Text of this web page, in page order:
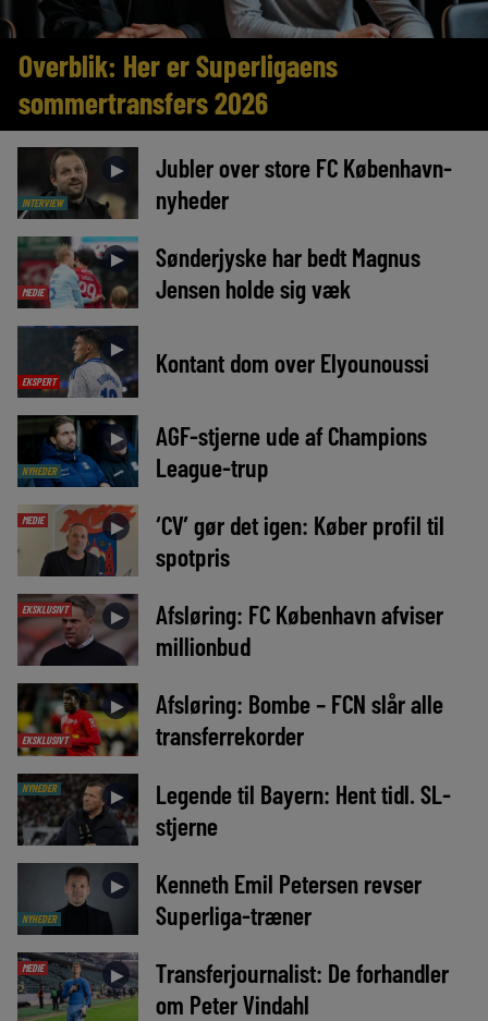
Overblik: Her er Superligaens
sommertransfers 2026
INTERVIEW
►
Jubler over store FC København-
nyheder
MEDIE
►
Sønderjyske har bedt Magnus
Jensen holde sig væk
EKSPERT
► Kontant dom over Elyounoussi
NYHEDER
►
AGF-stjerne ude af Champions
League-trup
MEDIE ►
‘CV’ gør det igen: Køber profil til
spotpris
EKSKLUSIVT ►
Afsløring: FC København afviser
millionbud
EKSKLUSIVT
►
Afsløring: Bombe – FCN slår alle
transferrekorder
NYHEDER ►
Legende til Bayern: Hent tidl. SL-
stjerne
NYHEDER
►
Kenneth Emil Petersen revser
Superliga-træner
MEDIE ►
Transferjournalist: De forhandler
om Peter Vindahl